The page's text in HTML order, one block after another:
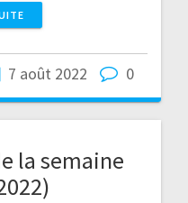
7 août 2022 0
la semaine